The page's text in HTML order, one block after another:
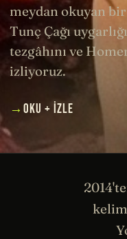
meydan okuyan
Tunç Çağı
tezgâhını ve
izliyoruz.
→ OKU + İZLE